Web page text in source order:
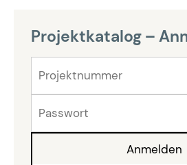
Projektkatalog –